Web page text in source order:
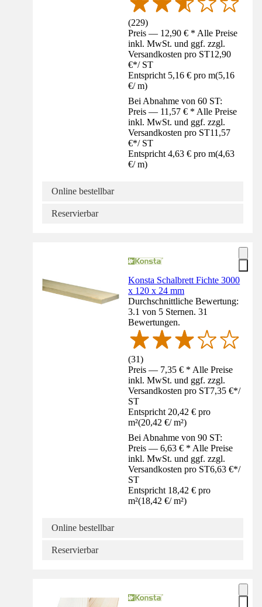
(229)
Preis — 12,90 € * Alle Preise
inkl. MwSt. und ggf. zzgl.
Versandkosten pro ST12,90
€*/ ST
Entspricht 5,16 € pro m(5,16
€/ m)
Bei Abnahme von 60 ST:
Preis — 11,57 € * Alle Preise
inkl. MwSt. und ggf. zzgl.
Versandkosten pro ST11,57
€*/ ST
Entspricht 4,63 € pro m(4,63
€/ m)
Online bestellbar
Reservierbar
Konsta Schalbrett Fichte 3000
x 120 x 24 mm
Durchschnittliche Bewertung:
3.1 von 5 Sternen. 31
Bewertungen.
(31)
Preis — 7,35 € * Alle Preise
inkl. MwSt. und ggf. zzgl.
Versandkosten pro ST7,35 €*/
ST
Entspricht 20,42 € pro
m²(20,42 €/ m²)
Bei Abnahme von 90 ST:
Preis — 6,63 € * Alle Preise
inkl. MwSt. und ggf. zzgl.
Versandkosten pro ST6,63 €*/
ST
Entspricht 18,42 € pro
m²(18,42 €/ m²)
Online bestellbar
Reservierbar